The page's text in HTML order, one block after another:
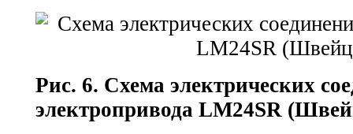
Рис. 6. Схема электрических
электропривода LM24SR